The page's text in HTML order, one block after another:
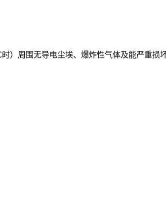
）周围无导电尘埃、爆炸性气体及能严重损